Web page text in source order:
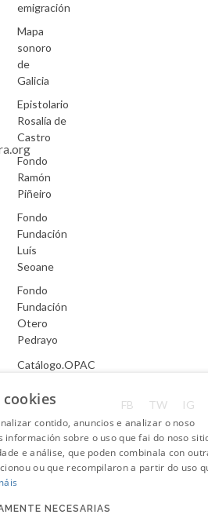
emigración
Mapa
sonoro
de
Galicia
Epistolario
Rosalía de
Castro
Fondo
Ramón
Piñeiro
Fondo
Fundación
Luís
Seoane
Fondo
Fundación
Otero
Pedrayo
Catálogo.OPAC
FB TW IG
contido, anuncios e analizar o noso
sobre o uso que fai do noso
e análise, que poden combinala con
ou que recompilaron a partir do uso
NECESARIAS